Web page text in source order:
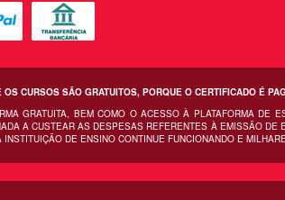
OS CURSOS SÃO GRATUITOS, PORQUE O CERTIFICADO É
GRATUITA, BEM COMO O ACESSO À PLATAFORMA DE
A CUSTEAR AS DESPESAS REFERENTES À EMISSÃO
DE ENSINO CONTINUE FUNCIONANDO E